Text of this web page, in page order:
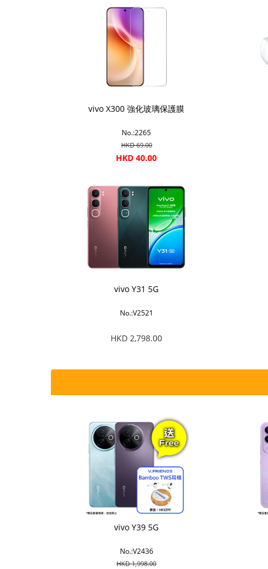
vivo X300 強化玻璃保護膜
No.:2265
HKD 69.00
HKD 40.00
vivo Y31 5G
No.:V2521
HKD 2,798.00
vivo Y39 5G
No.:V2436
HKD 1,998.00